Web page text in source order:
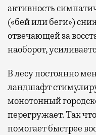
активность
(«бей или беги»)
отвечающей за
наоборот,
В лесу постоянно
ландшафт
монотонный
перегружает. Так
помогает быстрее